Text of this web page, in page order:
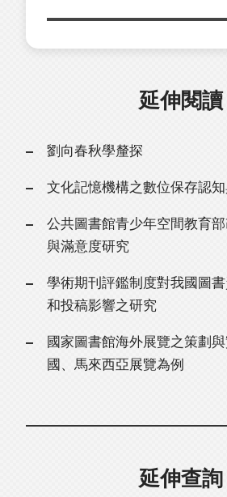
延伸閱讀
劉向春秋學釐探
文化記憶機構之數位保存認
公共圖書館青少年空間教育
與滿意度研究
學術期刊評鑑制度對我國圖
和投稿影響之研究
國家圖書館海外展覽之策劃
國、馬來西亞展覽為例
延伸查詢